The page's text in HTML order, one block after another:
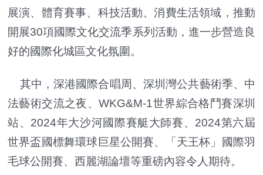
展演、體育賽事、科技活動、消費生活領域，推動
開展30項國際文化交流季系列活動，進一步營造良
好的國際化城區文化氛圍。
其中，深港國際合唱周、深圳灣公共藝術季、中
法藝術交流之夜、WKG&M-1世界綜合格鬥賽深圳
站、2024年大沙河國際賽艇大師賽、2024第六屆
世界盃國標舞環球巨星公開賽、「天王杯」國際羽
毛球公開賽、西麗湖論壇等重磅內容令人期待。